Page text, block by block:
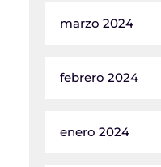
marzo 2024
febrero 2024
enero 2024